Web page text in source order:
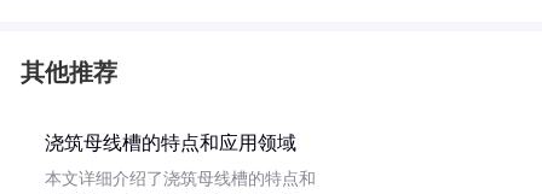
其他推荐
浇筑母线槽的特点和应用领域
本文详细介绍了浇筑母线槽的特点和